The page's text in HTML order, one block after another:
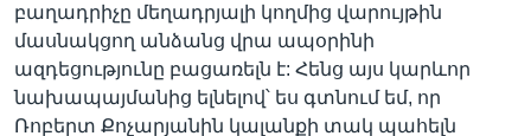
բաղադրիչը մեղադրյալի կողմից վարույթին
մասնակցող անձանց վրա ապօրինի
ազդեցությունը բացառելն է: Հենց այս կարևոր
նախապայմանից ելնելով՝ ես գտնում եմ, որ
Ռոբերտ Քոչարյանին կալանքի տակ պահելն